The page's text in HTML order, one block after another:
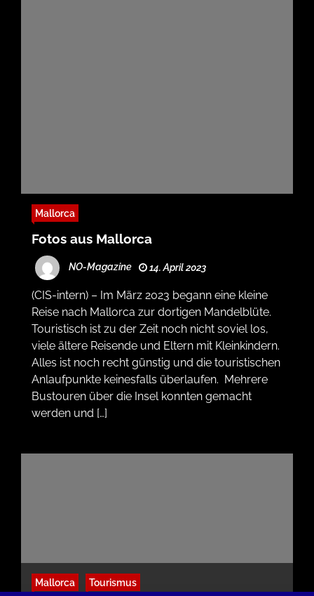
Mallorca
Fotos aus Mallorca
NO-Magazine 14. April 2023
(CIS-intern) – Im März 2023 begann eine kleine
Reise nach Mallorca zur dortigen Mandelblüte.
Touristisch ist zu der Zeit noch nicht soviel los,
viele ältere Reisende und Eltern mit Kleinkindern.
Alles ist noch recht günstig und die touristischen
Anlaufpunkte keinesfalls überlaufen. Mehrere
Bustouren über die Insel konnten gemacht
werden und […]
Mallorca Tourismus